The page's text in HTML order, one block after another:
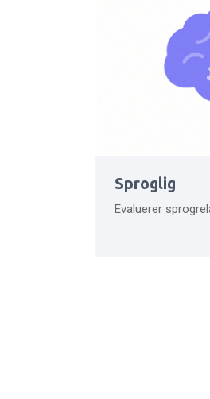
Sproglig
Evaluerer